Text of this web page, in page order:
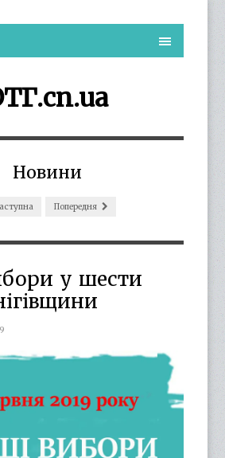
Новини
Попередня
у шести